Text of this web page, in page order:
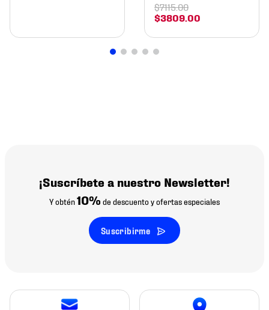
$3809.00
$7115.00
¡Suscríbete a nuestro Newsletter!
Y obtén10% de descuento y ofertas especiales
Suscribirme